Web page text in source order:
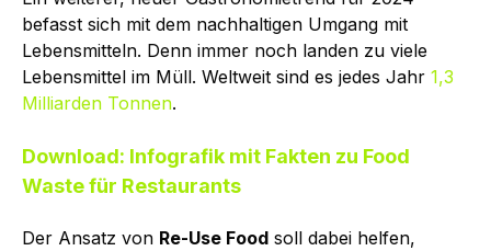
befasst sich mit dem nachhaltigen Umgang mit
Lebensmitteln. Denn immer noch landen zu viele
Lebensmittel im Müll. Weltweit sind es jedes Jahr 1,3
Milliarden Tonnen.
Download: Infografik mit Fakten zu Food
Waste für Restaurants
Der Ansatz von Re-Use Food soll dabei helfen,